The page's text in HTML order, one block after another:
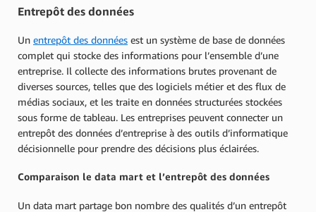
Entrepôt des données
Un entrepôt des données est un système de base de données
complet qui stocke des informations pour l’ensemble d’une
entreprise. Il collecte des informations brutes provenant de
diverses sources, telles que des logiciels métier et des flux de
médias sociaux, et les traite en données structurées stockées
sous forme de tableau. Les entreprises peuvent connecter un
entrepôt des données d’entreprise à des outils d’informatique
décisionnelle pour prendre des décisions plus éclairées.
Comparaison le data mart et l’entrepôt des données
Un data mart partage bon nombre des qualités d’un entrepôt